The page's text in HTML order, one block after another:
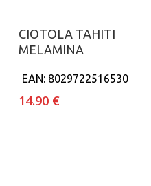
Aggiungi al carrello
CIOTOLA TAHITI
MELAMINA
EAN: 8029722516530
14.90 €